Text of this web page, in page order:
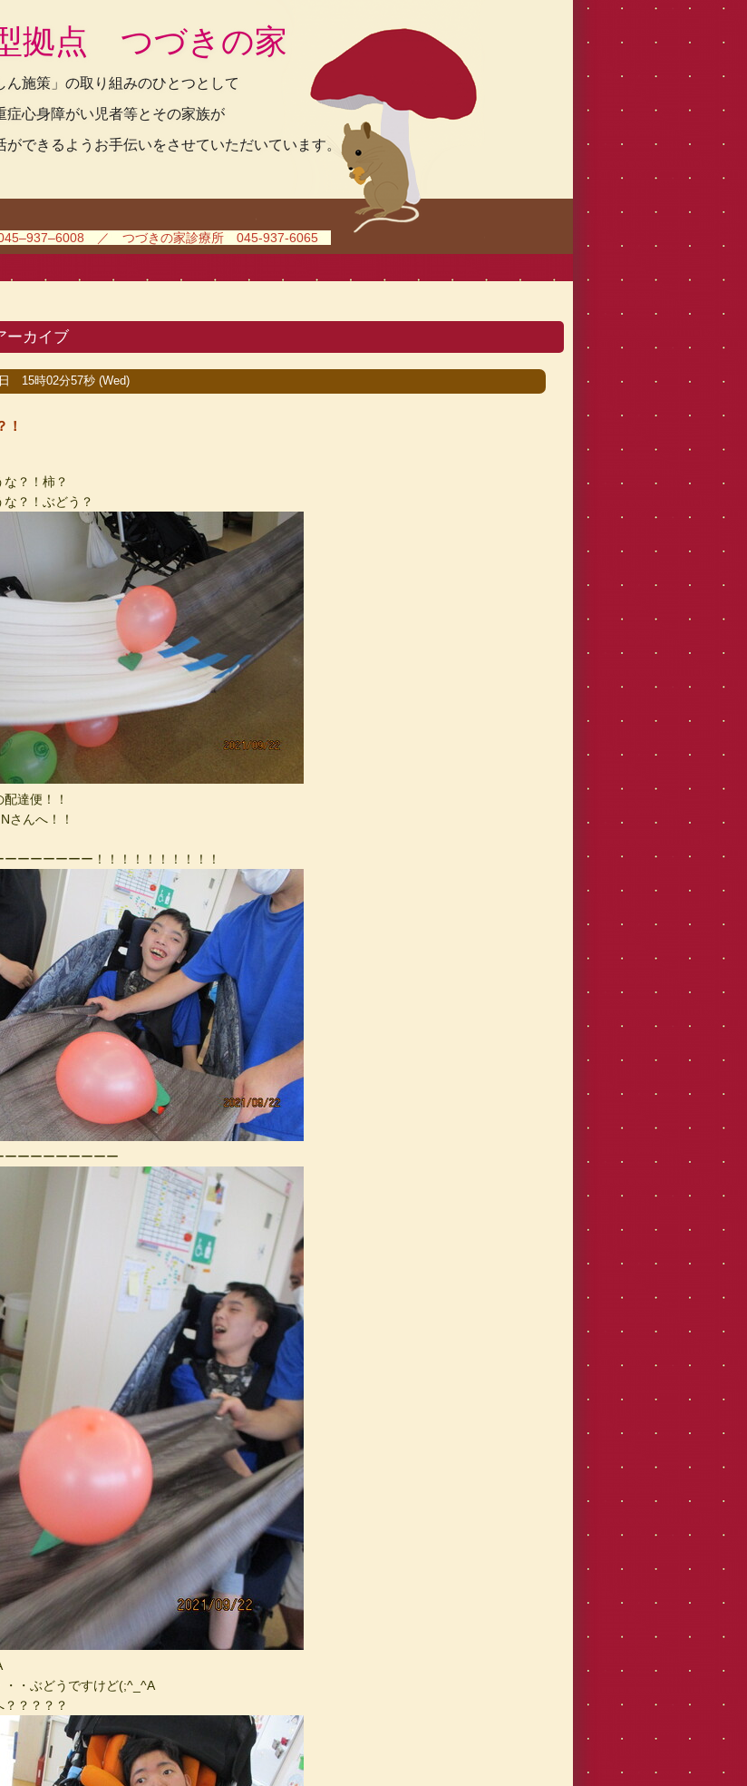
拠点 つづきの家
施策」の取り組みのひとつとして
症心身障がい児者等とその家族が
できるようお手伝いをさせていただいています。
／ つづきの家診療所 045-937-6065
ーカイブ
15時02分57秒 (Wed)
！
な？！柿？
な？！ぶどう？
達便！！
さんへ！！
ーーーーーーー！！！！！！！！！！
ーーーーーーーーー
・・ぶどうですけど(;^_^A
？？？？